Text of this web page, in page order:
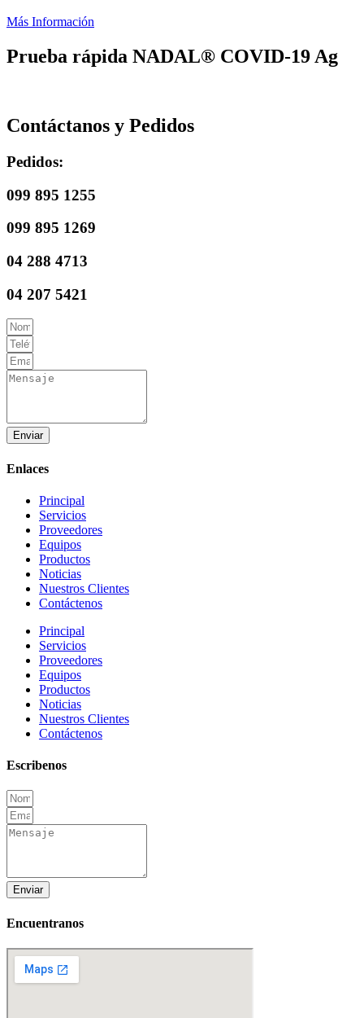
Más Información
Prueba rápida NADAL® COVID-19 Ag
Contáctanos y Pedidos
Pedidos:
099 895 1255
099 895 1269
04 288 4713
04 207 5421
Enviar
Enlaces
Principal
Servicios
Proveedores
Equipos
Productos
Noticias
Nuestros Clientes
Contáctenos
Principal
Servicios
Proveedores
Equipos
Productos
Noticias
Nuestros Clientes
Contáctenos
Escribenos
Enviar
Encuentranos